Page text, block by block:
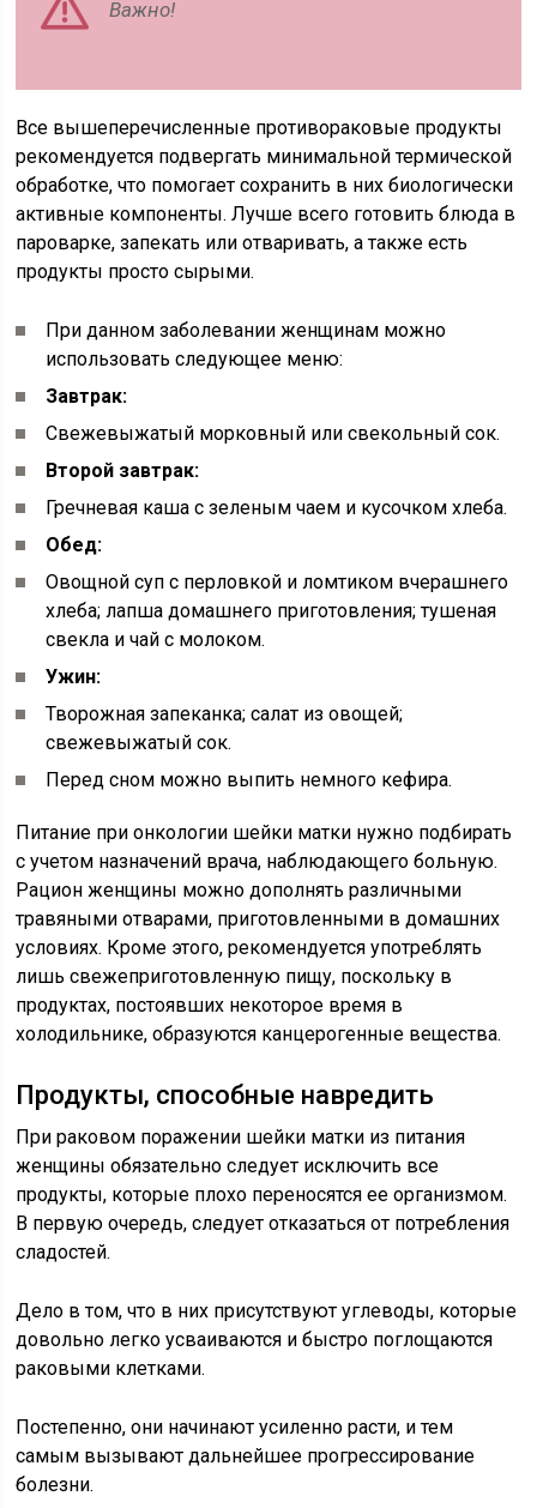
Важно!
Все вышеперечисленные противораковые продукты
рекомендуется подвергать минимальной термической
обработке, что помогает сохранить в них биологически
активные компоненты. Лучше всего готовить блюда в
пароварке, запекать или отваривать, а также есть
продукты просто сырыми.
При данном заболевании женщинам можно
использовать следующее меню:
Завтрак:
Свежевыжатый морковный или свекольный сок.
Второй завтрак:
Гречневая каша с зеленым чаем и кусочком хлеба.
Обед:
Овощной суп с перловкой и ломтиком вчерашнего
хлеба; лапша домашнего приготовления; тушеная
свекла и чай с молоком.
Ужин:
Творожная запеканка; салат из овощей;
свежевыжатый сок.
Перед сном можно выпить немного кефира.
Питание при онкологии шейки матки нужно подбирать
с учетом назначений врача, наблюдающего больную.
Рацион женщины можно дополнять различными
травяными отварами, приготовленными в домашних
условиях. Кроме этого, рекомендуется употреблять
лишь свежеприготовленную пищу, поскольку в
продуктах, постоявших некоторое время в
холодильнике, образуются канцерогенные вещества.
Продукты, способные навредить
При раковом поражении шейки матки из питания
женщины обязательно следует исключить все
продукты, которые плохо переносятся ее организмом.
В первую очередь, следует отказаться от потребления
сладостей.
Дело в том, что в них присутствуют углеводы, которые
довольно легко усваиваются и быстро поглощаются
раковыми клетками.
Постепенно, они начинают усиленно расти, и тем
самым вызывают дальнейшее прогрессирование
болезни.